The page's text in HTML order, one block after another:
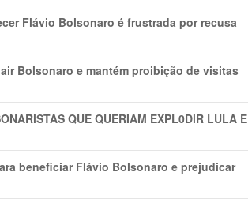
Flávio Bolsonaro é frustrada por recusa
Bolsonaro e mantém proibição de visitas
QUE QUERIAM EXPL0DlR LULA E
beneficiar Flávio Bolsonaro e prejudicar